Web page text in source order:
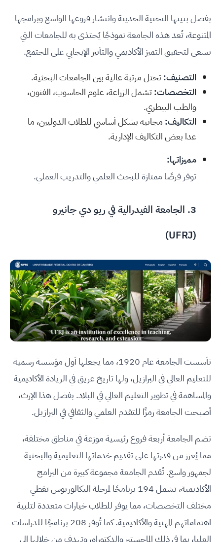
بفضل بنيتها التحتية الحديثة وانتشار فروعها الواسع وبرامجها
المتنوعة، تُعد هذه الجامعة نموذجًا يُحتذى به للجامعات التي
تسعى لتحقيق التميز الأكاديمي والتأثير الإيجابي على المجتمع.
التصنيف:تحتل مرتبة عالية بين الجامعات البحثية.
التخصصات:تشمل الزراعة، علوم الحاسوب، الفنون،
والطب البيطري.
التكاليف: مجانية بشكل أساسي للطلاب الدوليين، ما
عدا بعض التكاليف الإدارية.
مميزاتها:
توفر فرصًا ممتازة للبحث العلمي والتدريب العملي.
3. الجامعة الفيدرالية في ريو دي جانيرو
(UFRJ
)
تأسست الجامعة عام 1920، مما يجعلها أول مؤسسة رسمية
للتعليم العالي في البرازيل، ولها تاريخ عريق في الريادة الأكاديمية
والمساهمة في تطوير التعليم العالي في البلاد. بفضل هذا الإرث،
أصبحت الجامعة رمزًا للتقدم العلمي والثقافي في البرازيل.
تضم الجامعة أربعة فروع رئيسية موزعة في مناطق مختلفة،
مما يُعزز من قدرتها على تقديم خدماتها التعليمية والبحثية
لجمهور واسع. تُقدم الجامعة مجموعة كبيرة من البرامج
الأكاديمية، تشمل 194 برنامجًا لمرحلة البكالوريوس تغطي
مختلف التخصصات، مما يوفر للطلاب خيارات متعددة لتلبية
اهتماماتهم المهنية والأكاديمية. كما تُوفر 208 برنامجًا للدراسات
العليا، بما في ذلك الماجستير والدكتوراه، وتهدف من خلالها إلى